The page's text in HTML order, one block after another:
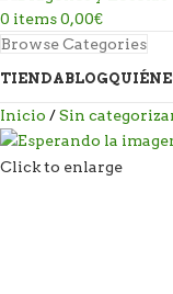
0 items0,00€
Browse Categories
TIENDABLOG
Inicio Sin
Click to enlarge